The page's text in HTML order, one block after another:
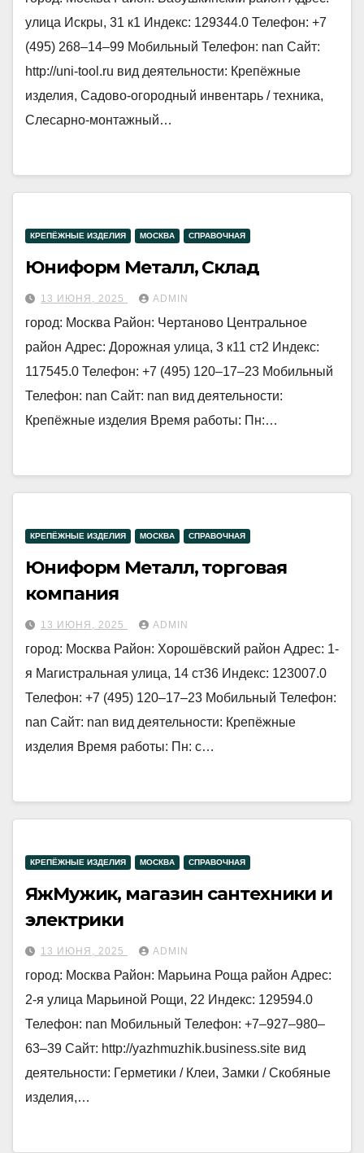
улица Искры, 31 к1 Индекс: 129344.0 Телефон: +7
(495) 268‒14‒99 Мобильный Телефон: nan Сайт:
http://uni-tool.ru вид деятельности: Крепёжные
изделия, Садово-огородный инвентарь / техника,
Слесарно-монтажный…
КРЕПЁЖНЫЕ ИЗДЕЛИЯ МОСКВА СПРАВОЧНАЯ
Юниформ Металл, Склад
13 ИЮНЯ, 2025 ADMIN
город: Москва Район: Чертаново Центральное
район Адрес: Дорожная улица, 3 к11 ст2 Индекс:
117545.0 Телефон: +7 (495) 120‒17‒23 Мобильный
Телефон: nan Сайт: nan вид деятельности:
Крепёжные изделия Время работы: Пн:…
КРЕПЁЖНЫЕ ИЗДЕЛИЯ МОСКВА СПРАВОЧНАЯ
Юниформ Металл, торговая
компания
13 ИЮНЯ, 2025 ADMIN
город: Москва Район: Хорошёвский район Адрес: 1-
я Магистральная улица, 14 ст36 Индекс: 123007.0
Телефон: +7 (495) 120‒17‒23 Мобильный Телефон:
nan Сайт: nan вид деятельности: Крепёжные
изделия Время работы: Пн: с…
КРЕПЁЖНЫЕ ИЗДЕЛИЯ МОСКВА СПРАВОЧНАЯ
ЯжМужик, магазин сантехники и
электрики
13 ИЮНЯ, 2025 ADMIN
город: Москва Район: Марьина Роща район Адрес:
2-я улица Марьиной Рощи, 22 Индекс: 129594.0
Телефон: nan Мобильный Телефон: +7‒927‒980‒
63‒39 Сайт: http://yazhmuzhik.business.site вид
деятельности: Герметики / Клеи, Замки / Скобяные
изделия,…